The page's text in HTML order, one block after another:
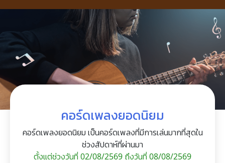
คอร์ดเพลงยอดนิยม
คอร์ดเพลงยอดนิยม เป็นคอร์ดเพลงที่มีการเล่นมากที่สุดใน
ช่วงสัปดาห์ที่ผ่านมา
ตั้งแต่ช่วงวันที่ 02/08/2569 ถึงวันที่ 08/08/2569